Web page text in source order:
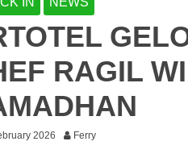
RAGIL
2026 Ferry